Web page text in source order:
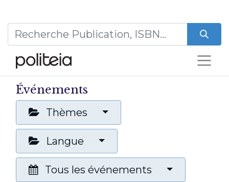
Événements
Thèmes
Langue
Tous les événements